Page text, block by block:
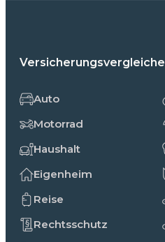
Versicherungsvergleiche
Auto
Motorrad
Haushalt
Eigenheim
Reise
Rechtsschutz